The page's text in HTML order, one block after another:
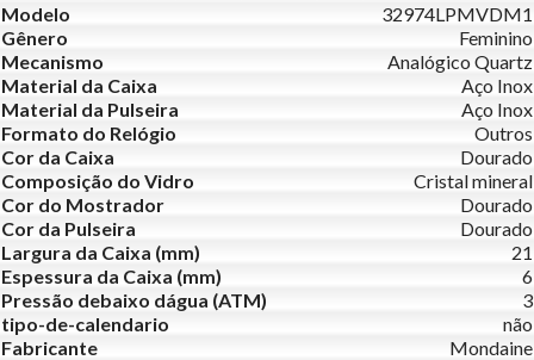
Modelo
32974LPMVDM1
Gênero
Feminino
Mecanismo
Analógico Quartz
Material da Caixa
Aço Inox
Material da Pulseira
Aço Inox
Formato do Relógio
Outros
Cor da Caixa
Dourado
Composição do Vidro
Cristal mineral
Cor do Mostrador
Dourado
Cor da Pulseira
Dourado
Largura da Caixa (mm)
21
Espessura da Caixa (mm)
6
Pressão debaixo dágua (ATM)
3
tipo-de-calendario
não
Fabricante
Mondaine